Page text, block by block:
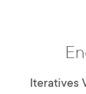
Iteratives